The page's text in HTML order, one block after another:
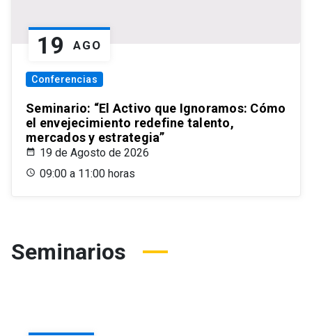
19 AGO
Conferencias
Seminario: “El Activo que Ignoramos: Cómo
el envejecimiento redefine talento,
mercados y estrategia”
19 de Agosto de 2026
09:00 a 11:00 horas
Seminarios